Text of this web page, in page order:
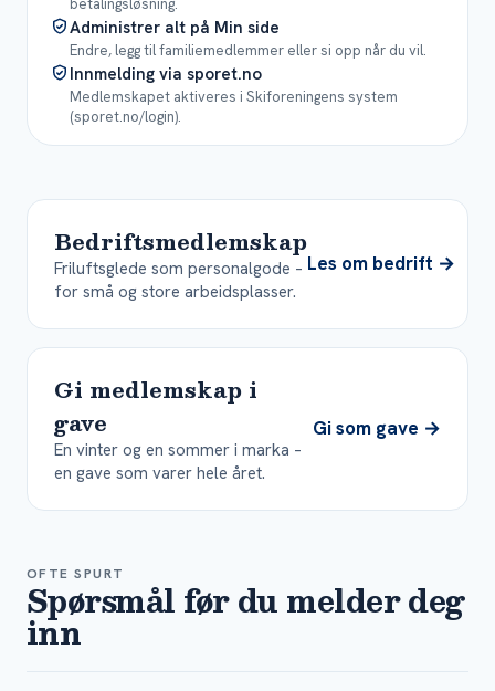
Administrer alt på Min side
Endre, legg til familiemedlemmer eller si opp når du vil.
Innmelding via sporet.no
Medlemskapet aktiveres i Skiforeningens system
(sporet.no/login).
Bedriftsmedlemskap
Friluftsglede som personalgode –
for små og store arbeidsplasser.
Les om bedrift →
Gi medlemskap i
gave
En vinter og en sommer i marka –
en gave som varer hele året.
Gi som gave →
OFTE SPURT
Spørsmål før du melder deg
inn